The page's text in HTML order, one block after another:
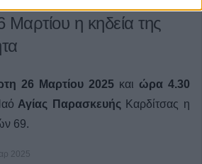
Μαρτίου η κηδεία της
26 Μαρτίου 2025 και ώρα 4.30
Αγίας Παρασκευής Καρδίτσας η
69.
2025